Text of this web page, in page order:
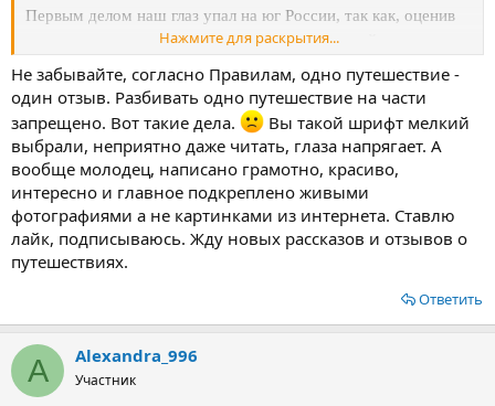
Первым делом наш глаз упал на юг России, так как, оценив
свое материальное положение и ценник европейских
курортов, мы осознали свою беспомощность. Огромным
минусом так же было отсутствие открытой визы и скудный
словарный запас в области иностранных культур.
Анализируя отдых на материке, в таких городах как Анапа,
Геленджик, Сочи, огромного энтузиазма не появилось
посетить эти места. Так как в плане ценообразования они не
отличались от европейских курортов, но при этом отдых
был, судя по многочисленным отзывам, не на высшем
В тот момент, нам на удачу, попалась брошюра с
роскошными видами на виноградники и горы в городе
счастья –
Нажмите для раскрытия...
Не забывайте, согласно Правилам, одно путешествие -
один отзыв. Разбивать одно путешествие на части
запрещено. Вот такие дела.
Вы такой шрифт мелкий
выбрали, неприятно даже читать, глаза напрягает. А
вообще молодец, написано грамотно, красиво,
интересно и главное подкреплено живыми
фотографиями а не картинками из интернета. Ставлю
лайк, подписываюсь. Жду новых рассказов и отзывов о
путешествиях.
Ответить
A Alexandra_996
Участник